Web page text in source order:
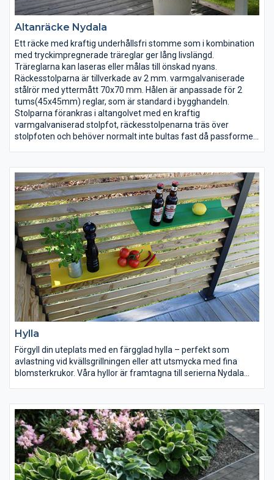
Altanräcke Nydala
Ett räcke med kraftig underhållsfri stomme som i kombination
med tryckimpregnerade träreglar ger lång livslängd.
Träreglarna kan laseras eller målas till önskad nyans.
Räckesstolparna är tillverkade av 2 mm. varmgalvaniserade
stålrör med yttermått 70x70 mm. Hålen är anpassade för 2
tums(45x45mm) reglar, som är standard i bygghandeln.
Stolparna förankras i altangolvet med en kraftig
varmgalvaniserad stolpfot, räckesstolpenarna träs över
stolpfoten och behöver normalt inte bultas fast då passformen
Hylla
Förgyll din uteplats med en färgglad hylla – perfekt som
avlastning vid kvällsgrillningen eller att utsmycka med fina
blomsterkrukor. Våra hyllor är framtagna till serierna Nydala
färgerna grönt, gult, svart och galvat.